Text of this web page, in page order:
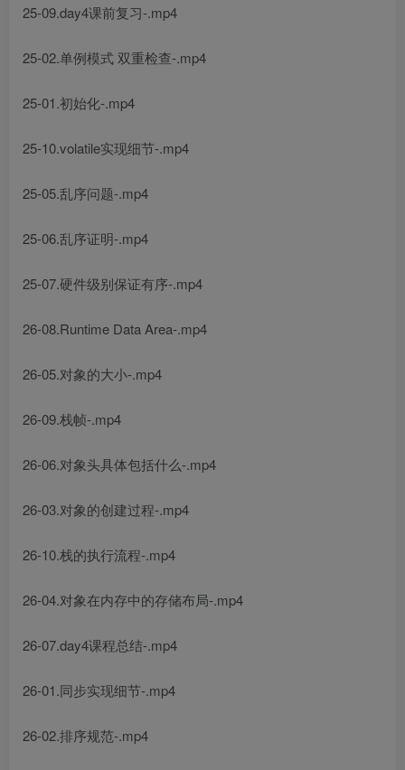
25-09.day4课前复习-.mp4
25-02.单例模式 双重检查-.mp4
25-01.初始化-.mp4
25-10.volatile实现细节-.mp4
25-05.乱序问题-.mp4
25-06.乱序证明-.mp4
25-07.硬件级别保证有序-.mp4
26-08.Runtime Data Area-.mp4
26-05.对象的大小-.mp4
26-09.栈帧-.mp4
26-06.对象头具体包括什么-.mp4
26-03.对象的创建过程-.mp4
26-10.栈的执行流程-.mp4
26-04.对象在内存中的存储布局-.mp4
26-07.day4课程总结-.mp4
26-01.同步实现细节-.mp4
26-02.排序规范-.mp4